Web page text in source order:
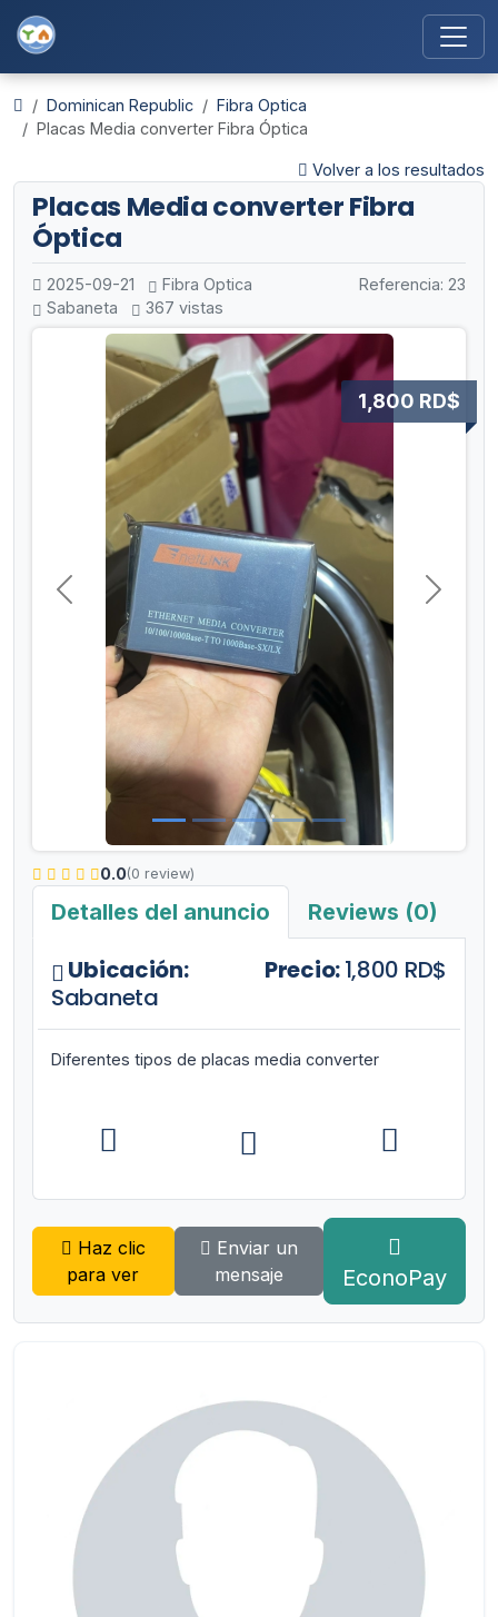
Dominican Republic
Fibra Optica
Placas Media converter Fibra Óptica
Volver a los resultados
Placas Media converter Fibra
Óptica
2025-09-21
Fibra Optica
Sabaneta
367 vistas
Referencia: 23
1,800 RD$
Anterior
0.0(0 review)
Detalles del anuncio Reviews (0)
Ubicación:
Sabaneta
Precio:1,800 RD$
Diferentes tipos de placas media converter
Haz clic
para ver
Enviar un
mensaje
EconoPay